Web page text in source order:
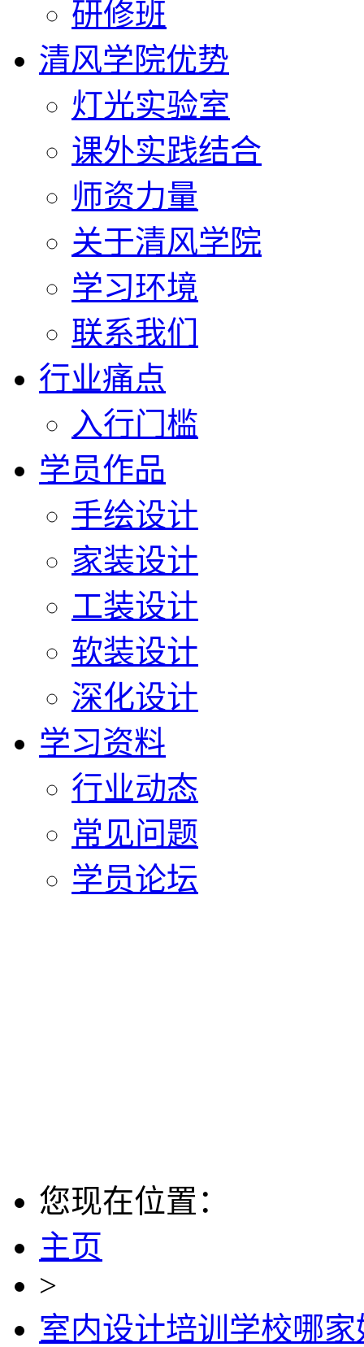
研修班
清风学院优势
灯光实验室
课外实践结合
师资力量
关于清风学院
学习环境
联系我们
行业痛点
入行门槛
学员作品
手绘设计
家装设计
工装设计
软装设计
深化设计
学习资料
行业动态
常见问题
学员论坛
您现在位置：
主页
>
室内设计培训学校哪家